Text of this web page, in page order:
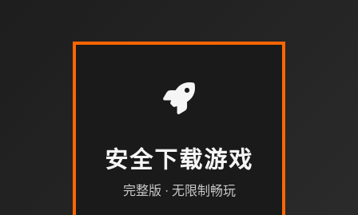
安全下载游戏
完整版 · 无限制畅玩